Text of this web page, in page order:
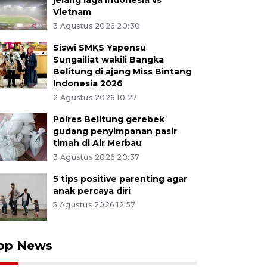
Vietnam
3 Agustus 2026 20:30
Siswi SMKS Yapensu
Sungailiat wakili Bangka
Belitung di ajang Miss Bintang
Indonesia 2026
2 Agustus 2026 10:27
Polres Belitung gerebek
gudang penyimpanan pasir
timah di Air Merbau
3 Agustus 2026 20:37
5 tips positive parenting agar
anak percaya diri
5 Agustus 2026 12:57
News